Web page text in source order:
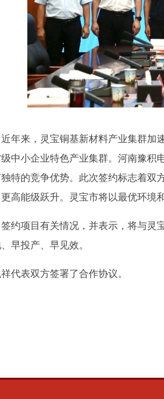
年来，灵宝铜基新材料产业集群
中小企业特色产业集群。河南豫
特的竞争优势。此次签约标志着双
高能级跃升。灵宝市将以最优环境
约项目有关情况，并表示，将与
早投产、早见效。
代表双方签署了合作协议。